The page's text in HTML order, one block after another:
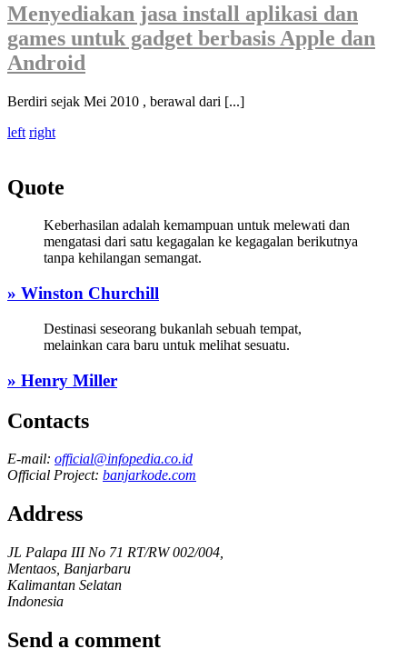
Menyediakan jasa install aplikasi dan
games untuk gadget berbasis Apple dan
Android
Berdiri sejak Mei 2010 , berawal dari [...]
left right
Quote
Keberhasilan adalah kemampuan untuk melewati dan
mengatasi dari satu kegagalan ke kegagalan berikutnya
tanpa kehilangan semangat.
» Winston Churchill
Destinasi seseorang bukanlah sebuah tempat,
melainkan cara baru untuk melihat sesuatu.
» Henry Miller
Contacts
E-mail: official@infopedia.co.id
Official Project: banjarkode.com
Address
JL Palapa III No 71 RT/RW 002/004,
Mentaos, Banjarbaru
Kalimantan Selatan
Indonesia
Send a comment